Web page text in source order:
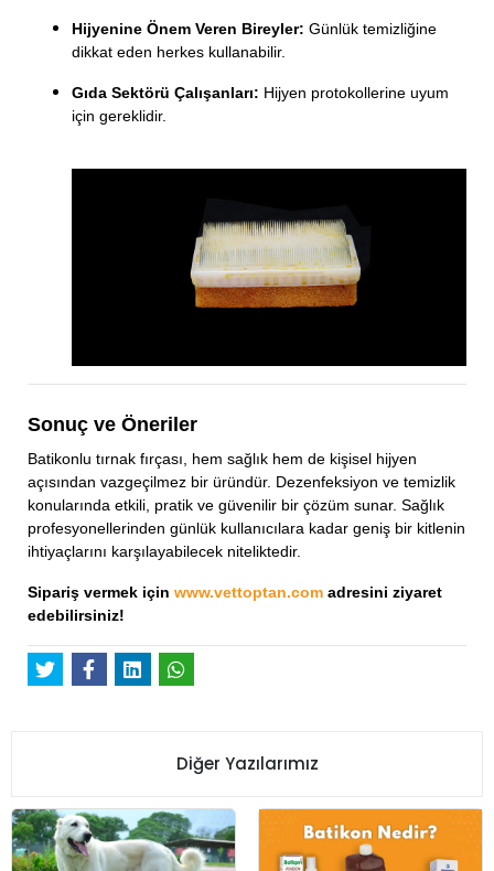
Hijyenine Önem Veren Bireyler: Günlük temizliğine
dikkat eden herkes kullanabilir.
Gıda Sektörü Çalışanları: Hijyen protokollerine uyum
için gereklidir.
Sonuç ve Öneriler
Batikonlu tırnak fırçası, hem sağlık hem de kişisel hijyen
açısından vazgeçilmez bir üründür. Dezenfeksiyon ve temizlik
konularında etkili, pratik ve güvenilir bir çözüm sunar. Sağlık
profesyonellerinden günlük kullanıcılara kadar geniş bir kitlenin
ihtiyaçlarını karşılayabilecek niteliktedir.
Sipariş vermek için www.vettoptan.com adresini ziyaret
edebilirsiniz!
Diğer Yazılarımız